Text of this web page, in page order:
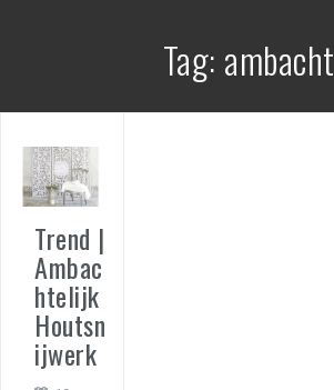
Tag: ambacht
Trend |
Ambac
htelijk
Houtsn
ijwerk